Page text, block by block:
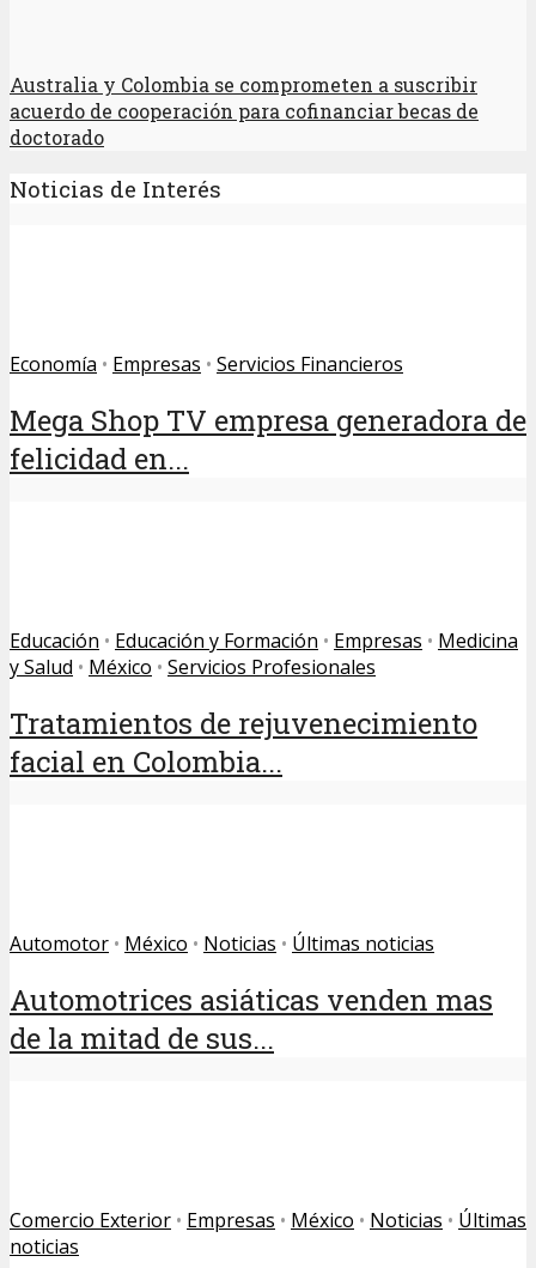
Australia y Colombia se comprometen a suscribir
acuerdo de cooperación para cofinanciar becas de
doctorado
Noticias de Interés
Economía • Empresas • Servicios Financieros
Mega Shop TV empresa generadora de
felicidad en...
Educación • Educación y Formación • Empresas • Medicina
y Salud • México • Servicios Profesionales
Tratamientos de rejuvenecimiento
facial en Colombia...
Automotor • México • Noticias • Últimas noticias
Automotrices asiáticas venden mas
de la mitad de sus...
Comercio Exterior • Empresas • México • Noticias • Últimas
noticias